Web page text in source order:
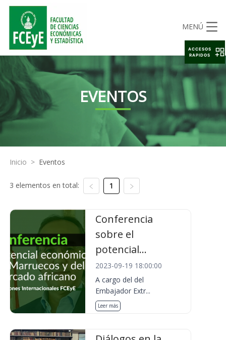
MENÚ
EVENTOS
Inicio > Eventos
3 elementos en total: 1
Conferencia
sobre el
potencial...
2023-09-19 18:00:00
A cargo del del
Embajador Extr...
Leer más
ACCESOS
RAPIDOS